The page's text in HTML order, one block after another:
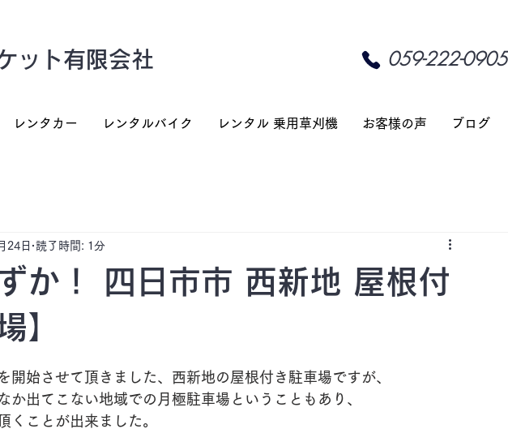
ット有限会社 059-222-0905
レンタカー レンタルバイク レンタル 乗用草刈機 お客様の声 ブログ
か！ 四日市市 西新地 屋根付
】
24日 読了時間: 1分
開始させて頂きました、西新地の屋根付き駐車場ですが、
か出てこない地域での月極駐車場ということもあり、
くことが出来ました。